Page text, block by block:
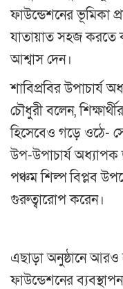
ফাউন্ডেশনের ভূমিকা
যাতায়াত সহজ করতে
আশ্বাস দেন।
শাবিপ্রবির উপাচার্য
চৌধুরী বলেন,
হিসেবেও গড়ে ওঠে-
উপ-উপাচার্য অধ্যাপক
পঞ্চম শিল্প বিপ্লব
গুরুত্বারোপ করেন।
এছাড়া অনুষ্ঠানে
ফাউন্ডেশনের